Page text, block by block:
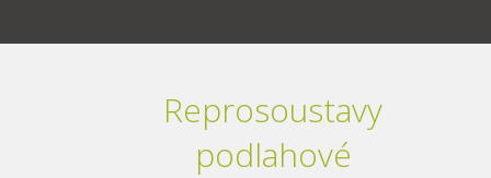
Reprosoustavy
podlahové